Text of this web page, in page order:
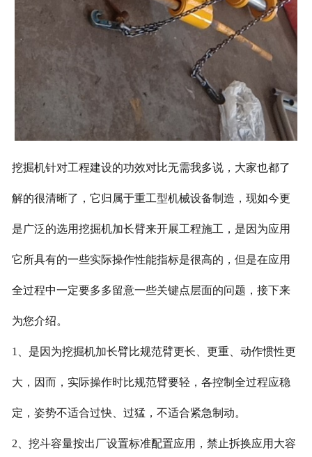
挖掘机针对工程建设的功效对比无需我多说，大家也都了
解的很清晰了，它归属于重工型机械设备制造，现如今更
是广泛的选用挖掘机加长臂来开展工程施工，是因为应用
它所具有的一些实际操作性能指标是很高的，但是在应用
全过程中一定要多多留意一些关键点层面的问题，接下来
为您介绍。
1、是因为挖掘机加长臂比规范臂更长、更重、动作惯性更
大，因而，实际操作时比规范臂要轻，各控制全过程应稳
定，姿势不适合过快、过猛，不适合紧急制动。
2、挖斗容量按出厂设置标准配置应用，禁止拆换应用大容